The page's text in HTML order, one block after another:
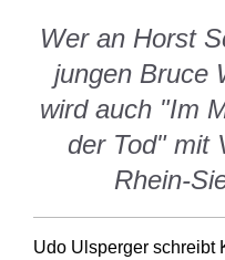
Wer an Horst
jungen Bruce
wird auch "Im
der Tod" mit
Rhein-
Udo Ulsperger schreibt